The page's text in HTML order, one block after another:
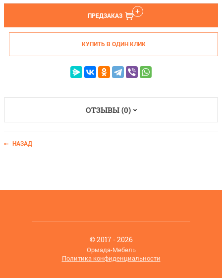
ПРЕДЗАКАЗ
КУПИТЬ В ОДИН КЛИК
ОТЗЫВЫ (0)
НАЗАД
© 2017 - 2026
Ормада-Мебель
Политика конфиденциальности